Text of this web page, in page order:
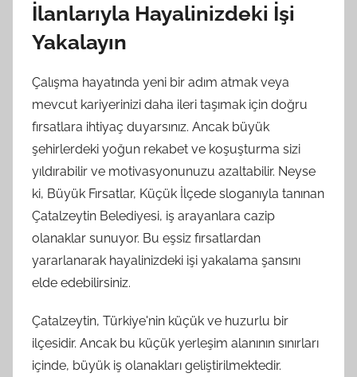
İlanlarıyla Hayalinizdeki İşi
Yakalayın
Çalışma hayatında yeni bir adım atmak veya
mevcut kariyerinizi daha ileri taşımak için doğru
fırsatlara ihtiyaç duyarsınız. Ancak büyük
şehirlerdeki yoğun rekabet ve koşuşturma sizi
yıldırabilir ve motivasyonunuzu azaltabilir. Neyse
ki, Büyük Fırsatlar, Küçük İlçede sloganıyla tanınan
Çatalzeytin Belediyesi, iş arayanlara cazip
olanaklar sunuyor. Bu eşsiz fırsatlardan
yararlanarak hayalinizdeki işi yakalama şansını
elde edebilirsiniz.
Çatalzeytin, Türkiye'nin küçük ve huzurlu bir
ilçesidir. Ancak bu küçük yerleşim alanının sınırları
içinde, büyük iş olanakları geliştirilmektedir.